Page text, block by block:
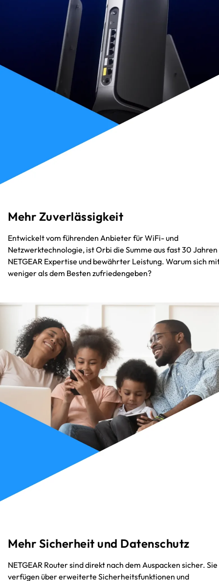
Mehr Zuverlässigkeit
Entwickelt vom führenden Anbieter für WiFi- und
Netzwerktechnologie, ist Orbi die Summe aus fast 30 Jahren
NETGEAR Expertise und bewährter Leistung. Warum sich
weniger als dem Besten zufriedengeben?
Mehr Sicherheit und Datenschutz
NETGEAR Router sind direkt nach dem Auspacken sicher. Sie
verfügen über erweiterte Sicherheitsfunktionen und